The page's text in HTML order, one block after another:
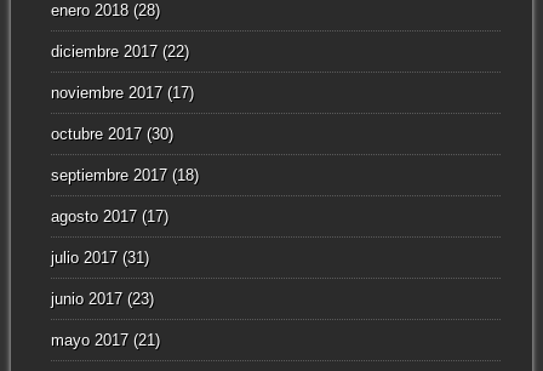
enero 2018(28)
diciembre 2017(22)
noviembre 2017(17)
octubre 2017(30)
septiembre 2017(18)
agosto 2017(17)
julio 2017(31)
junio 2017(23)
mayo 2017(21)